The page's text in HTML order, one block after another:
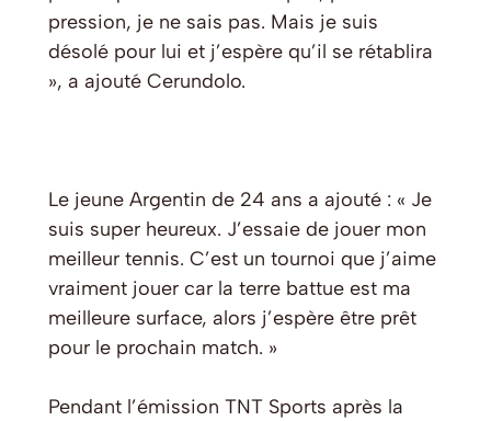
pression, je ne sais pas. Mais je suis
désolé pour lui et j’espère qu’il se rétablira
», a ajouté Cerundolo.
Le jeune Argentin de 24 ans a ajouté : « Je
suis super heureux. J’essaie de jouer mon
meilleur tennis. C’est un tournoi que j’aime
vraiment jouer car la terre battue est ma
meilleure surface, alors j’espère être prêt
pour le prochain match. »
Pendant l’émission TNT Sports après la